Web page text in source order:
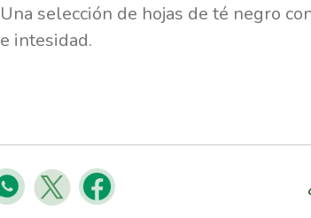
Una selección de hojas de té negro
e intesidad.